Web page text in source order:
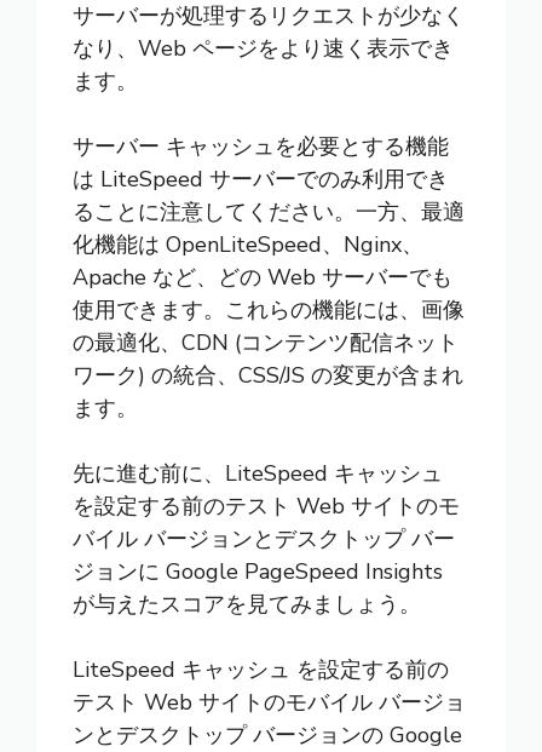
サーバーが処理するリクエストが少なく
なり、Web ページをより速く表示でき
ます。
サーバー キャッシュを必要とする機能
は LiteSpeed サーバーでのみ利用でき
ることに注意してください。一方、最適
化機能は OpenLiteSpeed、Nginx、
Apache など、どの Web サーバーでも
使用できます。これらの機能には、画像
の最適化、 CDN (コンテンツ配信ネット
ワーク) の統合、CSS/JS の変更が含まれ
ます。
先に進む前に、LiteSpeed キャッシュ
を設定する前のテスト Web サイトのモ
バイル バージョンとデスクトップ バー
ジョンに Google PageSpeed Insights
が与えたスコアを見てみましょう。
LiteSpeed キャッシュ を設定する前の
テスト Web サイトのモバイル バージョ
ンとデスクトップ バージョンの Google